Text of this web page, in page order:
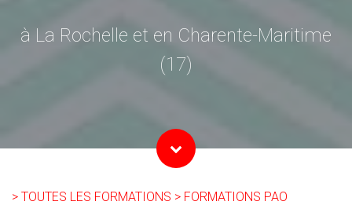
à La Rochelle et en Charente-Maritime
(17)
> TOUTES LES FORMATIONS > FORMATIONS PAO